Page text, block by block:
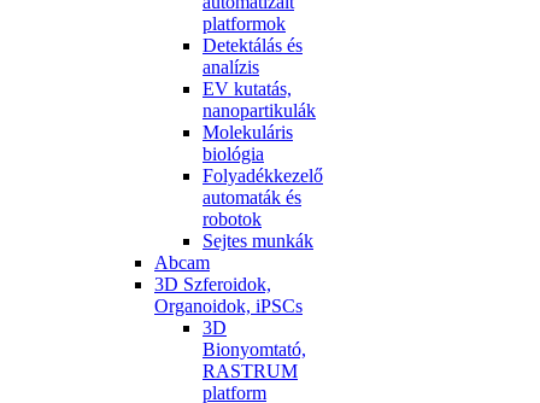
platformok
Detektálás és
analízis
EV kutatás,
nanopartikulák
Molekuláris
biológia
Folyadékkezelő
automaták és
robotok
Sejtes munkák
Abcam
3D Szferoidok,
Organoidok, iPSCs
3D
Bionyomtató,
RASTRUM
platform